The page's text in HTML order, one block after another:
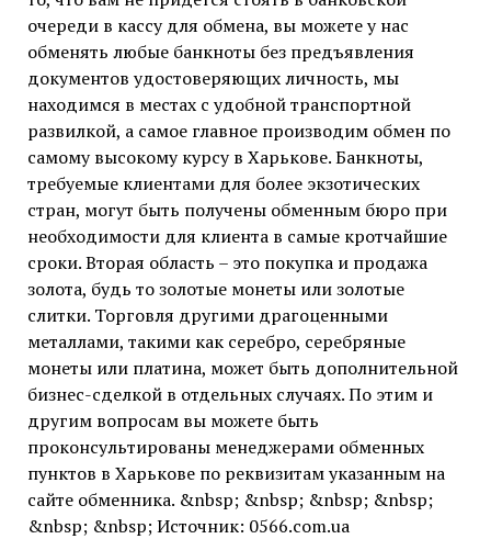
очереди в кассу для обмена, вы можете у нас
обменять любые банкноты без предъявления
документов удостоверяющих личность, мы
находимся в местах с удобной транспортной
развилкой, а самое главное производим обмен по
самому высокому курсу в Харькове. Банкноты,
требуемые клиентами для более экзотических
стран, могут быть получены обменным бюро при
необходимости для клиента в самые кротчайшие
сроки. Вторая область – это покупка и продажа
золота, будь то золотые монеты или золотые
слитки. Торговля другими драгоценными
металлами, такими как серебро, серебряные
монеты или платина, может быть дополнительной
бизнес-сделкой в отдельных случаях. По этим и
другим вопросам вы можете быть
проконсультированы менеджерами обменных
пунктов в Харькове по реквизитам указанным на
сайте обменника. &nbsp; &nbsp; &nbsp; &nbsp;
&nbsp; &nbsp; Источник: 0566.com.ua